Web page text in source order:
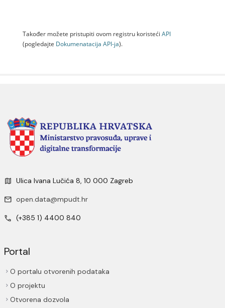
Također možete pristupiti ovom registru koristeći API
(pogledajte Dokumenаtаcijа API-jа).